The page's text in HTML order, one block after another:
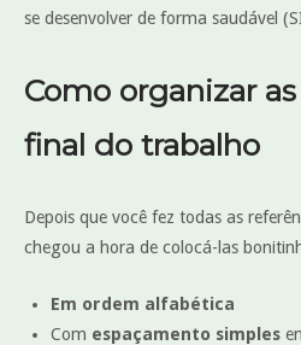
se desenvolver de forma saudável
Como organizar
final do trabalho
Depois que você fez todas as
chegou a hora de colocá-las
Em ordem alfabética
Com espaçamento simples